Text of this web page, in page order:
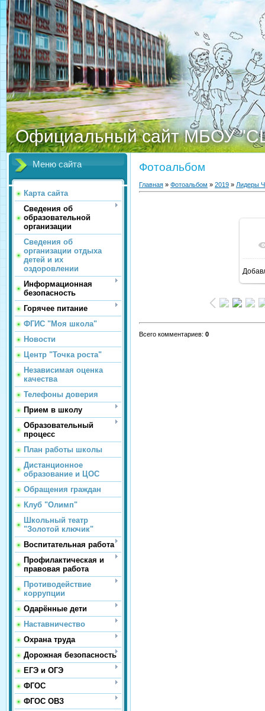
Официальный сайт МБОУ
Меню сайта
Карта сайта
Сведения об
образовательной
организации
Сведения об
организации отдыха
детей и их
оздоровлении
Информационная
безопасность
Горячее питание
ФГИС "Моя школа"
Новости
Центр "Точка роста"
Независимая оценка
качества
Телефоны доверия
Прием в школу
Образовательный
процесс
План работы школы
Дистанционное
образование и ЦОС
Обращения граждан
Клуб "Олимп"
Школьный театр
"Золотой ключик"
Воспитательная работа
Профилактическая и
правовая работа
Противодействие
коррупции
Одарённые дети
Наставничество
Охрана труда
Дорожная безопасность
ЕГЭ и ОГЭ
ФГОС
ФГОС ОВЗ
Фотоальбом
Главная » Фотоальбом » 2019 » Лидеры
Всего комментариев: 0